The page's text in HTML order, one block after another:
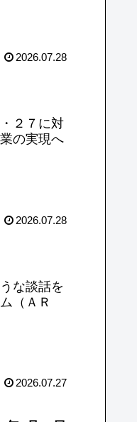
2026.07.28
２７に対
の実現へ
2026.07.28
な談話を
（ＡＲ
2026.07.27